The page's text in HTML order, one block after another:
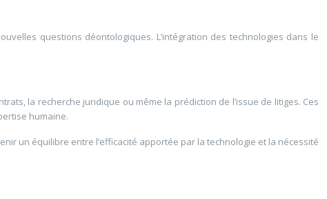
questions déontologiques. L’intégration des technologies dans le
la recherche juridique ou même la prédiction de l’issue de litiges. Ces
humaine.
un équilibre entre l’efficacité apportée par la technologie et la nécessité